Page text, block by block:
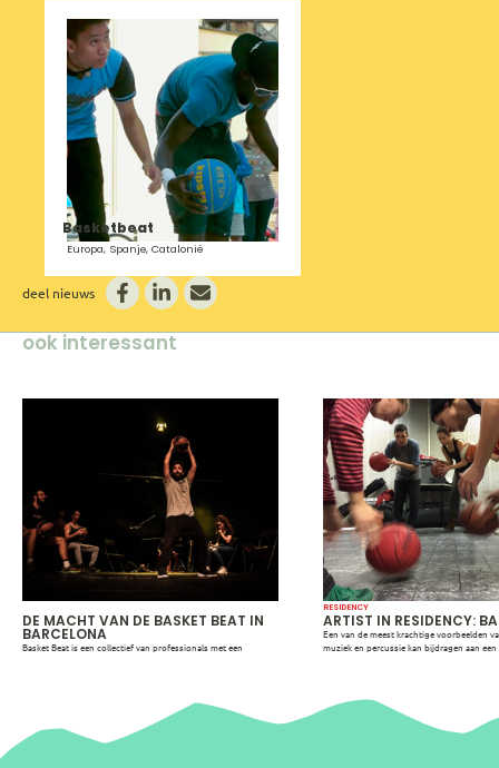
Basketbeat
Europa, Spanje, Catalonië
deel nieuws
ook interessant
DE MACHT VAN DE BASKET BEAT IN
BARCELONA
Basket Beat is een collectief van professionals met een
achtergestelde omstandigheden aan persoonlijke groei te
werken. De kern van hun aanpak is het groepsgewijs
scheppen, leren en spelen van muziek met basketballen. Het…
RESIDENCY
ARTIST IN RESIDENCY:
Een van de meest krachtige voorbeelden
muziek en percussie kan bijdragen aan
jongeren in kansarme situaties en in
zoals de gevangenis te helpen bij…